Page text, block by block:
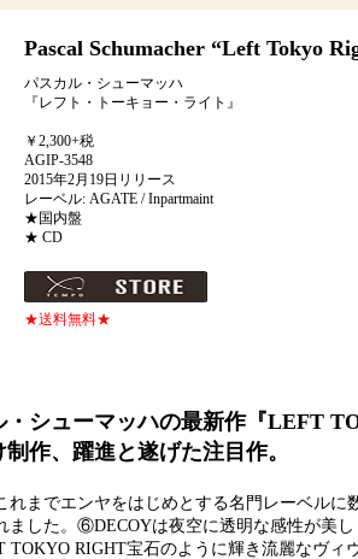
Pascal Schumacher “Left Tokyo
パスカル・シューマッハ
『レフト・トーキョー・ライト』
￥2,300+税
AGIP-3548
2015年2月19日リリース
レーベル: AGATE / Inpartmaint
★国内盤
★ CD
★送料無料★
シューマッハの最新作『LEFT
作、躍進と遂げた注目作。
までエンヤをはじめとする名門レーベルに
ました。⑥DECOYは夜空に透明な感性が美
RIGHT宝石のように輝き流麗なヴィ